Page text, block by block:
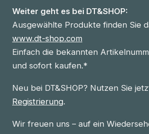
Weiter geht es bei DT&SHOP:
Ausgewählte Produkte finden Sie
www.dt-shop.com
Einfach die bekannten
und sofort kaufen.*
Neu bei DT&SHOP? Nutzen Sie
Registrierung.
Wir freuen uns – auf ein